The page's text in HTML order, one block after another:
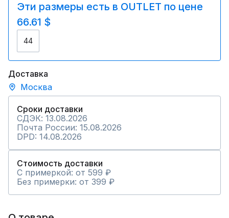
Эти размеры есть в OUTLET по цене
66.61 $
44
Доставка
Москва
Сроки доставки
СДЭК: 13.08.2026
Почта России: 15.08.2026
DPD: 14.08.2026
Стоимость доставки
С примеркой: от 599 ₽
Без примерки: от 399 ₽